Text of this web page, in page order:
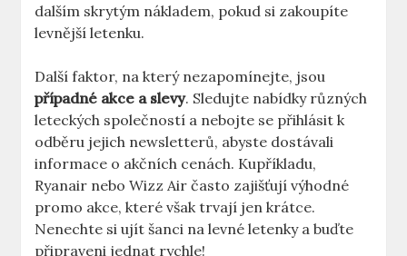
dalším skrytým nákladem, pokud si zakoupíte
levnější letenku.
Další faktor, na který nezapomínejte, jsou
případné akce a slevy. Sledujte nabídky různých
leteckých společností a nebojte se přihlásit k
odběru jejich newsletterů, abyste dostávali
informace o akčních cenách. Kupříkladu,
Ryanair nebo Wizz Air často zajišťují výhodné
promo akce, které však trvají jen krátce.
Nenechte si ujít šanci na levné letenky a buďte
připraveni jednat rychle!